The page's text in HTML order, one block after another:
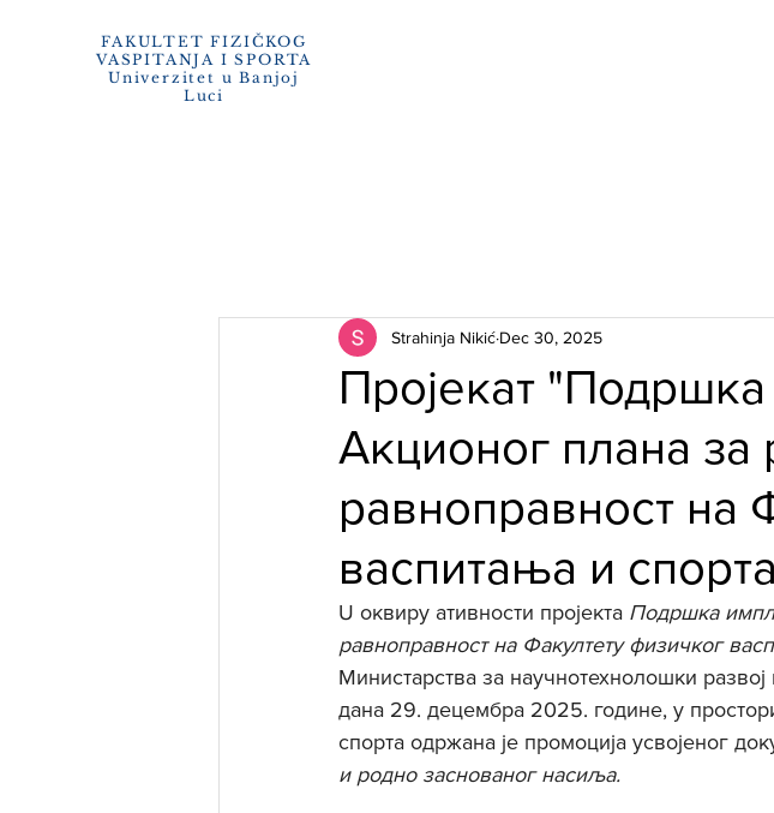
FAKULTET FIZIČKOG
VASPITANJA I SPORTA
Univerzitet u Banjoj
Luci
Пројекат
Акционог плана за
равноправност на
васпитања и
Strahinja Nikić Dec 30, 2025
U оквиру ативности пројекта Подршка
равноправност на Факултету физичког
Министарства за научнотехнолошки
дана 29. децембра 2025. године, у
спорта одржана је промоција усвојеног
и родно заснованог насиља.